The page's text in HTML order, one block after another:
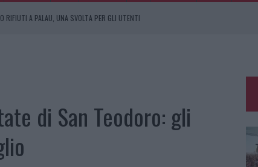
L’ATTESTAZIONE SOA IN ITALIA: LISTA DELLE 4 REALTÀ PIÙ EFFICIENTI
LIBERA, SEQUESTRI A OLBIA E ARZACHENA
UNA SVOLTA PER GLI UTENTI
di San Teodoro: gli